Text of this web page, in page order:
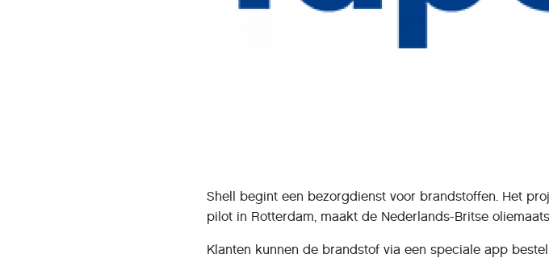
Shell begint een bezorgdienst voor brandstoffen. Het
pilot in Rotterdam, maakt de Nederlands-Britse
Klanten kunnen de brandstof via een speciale app